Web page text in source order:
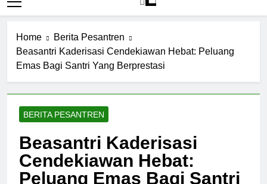
Home
Berita Pesantren
Beasantri Kaderisasi Cendekiawan Hebat: Peluang
Emas Bagi Santri Yang Berprestasi
BERITA PESANTREN
Beasantri Kaderisasi
Cendekiawan Hebat:
Peluang Emas Bagi Santri